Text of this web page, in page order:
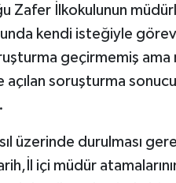
Zafer İlkokulunun
kendi isteğiyle görev
geçirmemiş ama
açılan soruşturma
üzerinde durulması
içi müdür